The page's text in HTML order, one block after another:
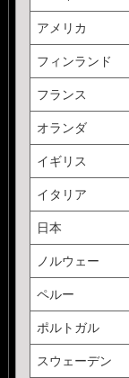
アメリカ
フィンランド
フランス
オランダ
イギリス
イタリア
日本
ノルウェー
ペルー
ポルトガル
スウェーデン